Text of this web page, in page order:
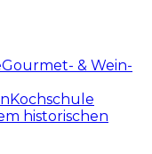
Gourmet- & Wein-
Kochschule
historischen